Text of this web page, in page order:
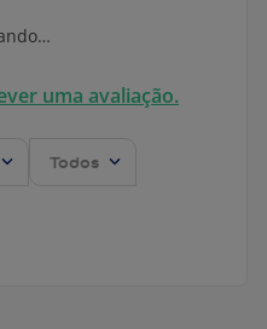
uma avaliação.
Todos